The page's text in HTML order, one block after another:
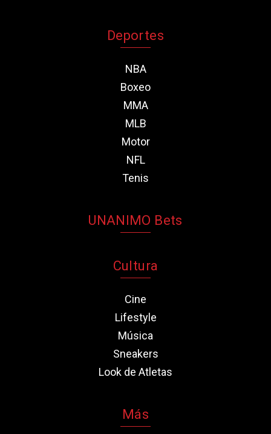
Deportes
NBA
Boxeo
MMA
MLB
Motor
NFL
Tenis
UNANIMO Bets
Cultura
Cine
Lifestyle
Música
Sneakers
Look de Atletas
Más